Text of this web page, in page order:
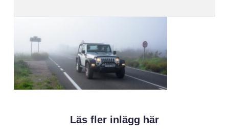
Läs fler inlägg här